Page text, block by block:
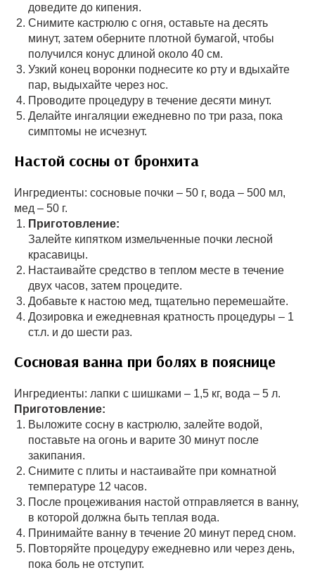
доведите до кипения.
Снимите кастрюлю с огня, оставьте на десять
минут, затем оберните плотной бумагой, чтобы
получился конус длиной около 40 см.
Узкий конец воронки поднесите ко рту и вдыхайте
пар, выдыхайте через нос.
Проводите процедуру в течение десяти минут.
Делайте ингаляции ежедневно по три раза, пока
симптомы не исчезнут.
Настой сосны от бронхита
Ингредиенты: сосновые почки – 50 г, вода – 500 мл,
мед – 50 г.
Приготовление:
Залейте кипятком измельченные почки лесной
красавицы.
Настаивайте средство в теплом месте в течение
двух часов, затем процедите.
Добавьте к настою мед, тщательно перемешайте.
Дозировка и ежедневная кратность процедуры – 1
ст.л. и до шести раз.
Сосновая ванна при болях в пояснице
Ингредиенты: лапки с шишками – 1,5 кг, вода – 5 л.
Приготовление:
Выложите сосну в кастрюлю, залейте водой,
поставьте на огонь и варите 30 минут после
закипания.
Снимите с плиты и настаивайте при комнатной
температуре 12 часов.
После процеживания настой отправляется в ванну,
в которой должна быть теплая вода.
Принимайте ванну в течение 20 минут перед сном.
Повторяйте процедуру ежедневно или через день,
пока боль не отступит.